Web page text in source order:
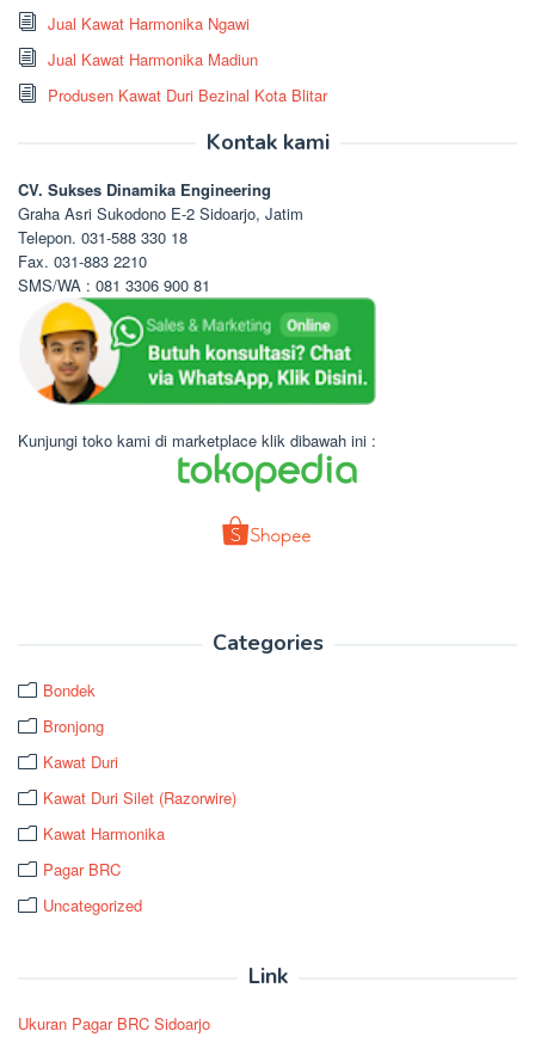
Jual Kawat Harmonika Ngawi
Jual Kawat Harmonika Madiun
Produsen Kawat Duri Bezinal Kota Blitar
Kontak kami
CV. Sukses Dinamika Engineering
Graha Asri Sukodono E-2 Sidoarjo, Jatim
Telepon. 031-588 330 18
Fax. 031-883 2210
SMS/WA : 081 3306 900 81
Kunjungi toko kami di marketplace klik dibawah ini :
Categories
Bondek
Bronjong
Kawat Duri
Kawat Duri Silet (Razorwire)
Kawat Harmonika
Pagar BRC
Uncategorized
Link
Ukuran Pagar BRC Sidoarjo